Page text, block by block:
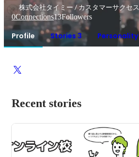
株式会社タイミー / カスタマーサクセス
0Connections13Followers
Profile Stories 3 Personality
Recent stories